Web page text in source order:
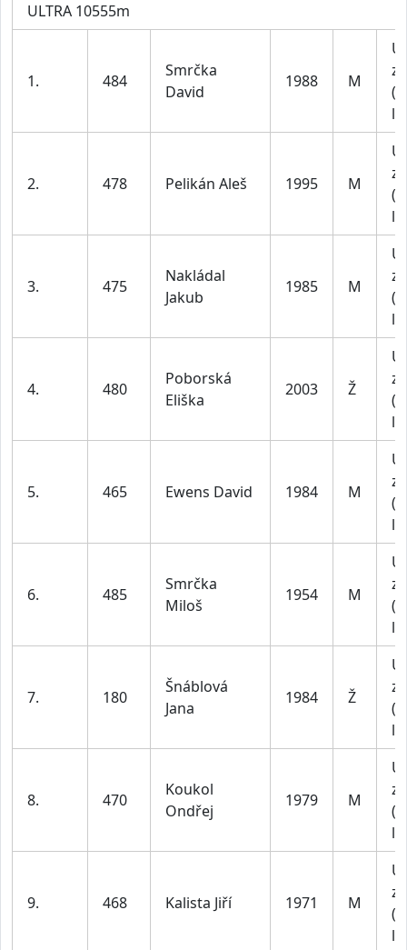
ULTRA 10555m
1. 484
Smrčka
David
1988 M
2. 478 Pelikán Aleš 1995 M
3. 475
Nakládal
Jakub
1985 M
4. 480
Poborská
Eliška
2003 Ž
5. 465 Ewens David 1984 M
6. 485
Smrčka
Miloš
1954 M
7. 180
Šnáblová
Jana
1984 Ž
8. 470
Koukol
Ondřej
1979 M
9. 468 Kalista Jiří 1971 M